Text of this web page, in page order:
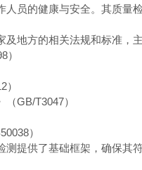
人员的健康与安全。其质
及地方的相关法规和标准，
）
）
（GB/T3047）
）
测提供了基础框架，确保